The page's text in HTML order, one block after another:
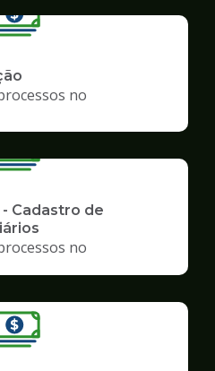
no
Cadastro de
no